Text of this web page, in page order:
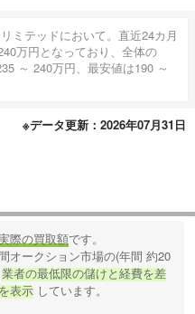
ミテッドにおいて。直近24カ月
万円となっており、全体の
～ 240万円、最安値は190 ～
※データ更新：2026年07月31日
際の買取額です。
オークション市場の(年間 約20
業者の最低限の儲けと経費を差
表示 しています。